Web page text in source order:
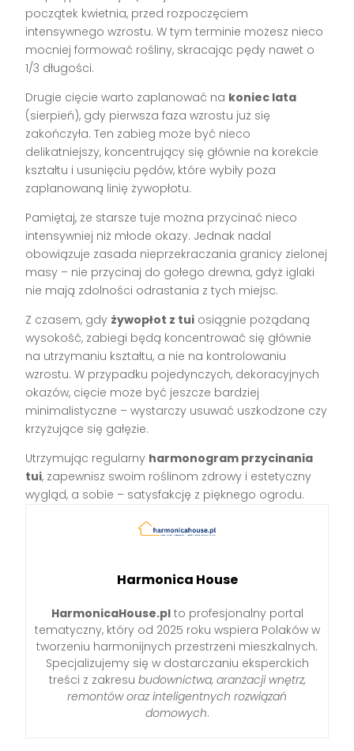
początek kwietnia, przed rozpoczęciem
intensywnego wzrostu. W tym terminie możesz nieco
mocniej formować rośliny, skracając pędy nawet o
1/3 długości.
Drugie cięcie warto zaplanować na koniec lata
(sierpień), gdy pierwsza faza wzrostu już się
zakończyła. Ten zabieg może być nieco
delikatniejszy, koncentrujący się głównie na korekcie
kształtu i usunięciu pędów, które wybiły poza
zaplanowaną linię żywopłotu.
Pamiętaj, że starsze tuje można przycinać nieco
intensywniej niż młode okazy. Jednak nadal
obowiązuje zasada nieprzekraczania granicy zielonej
masy – nie przycinaj do gołego drewna, gdyż iglaki
nie mają zdolności odrastania z tych miejsc.
Z czasem, gdy żywopłot z tui osiągnie pożądaną
wysokość, zabiegi będą koncentrować się głównie
na utrzymaniu kształtu, a nie na kontrolowaniu
wzrostu. W przypadku pojedynczych, dekoracyjnych
okazów, cięcie może być jeszcze bardziej
minimalistyczne – wystarczy usuwać uszkodzone czy
krzyżujące się gałęzie.
Utrzymując regularny harmonogram przycinania
tui, zapewnisz swoim roślinom zdrowy i estetyczny
wygląd, a sobie – satysfakcję z pięknego ogrodu.
Harmonica House
HarmonicaHouse.plto profesjonalny portal
tematyczny, który od 2025 roku wspiera Polaków w
tworzeniu harmonijnych przestrzeni mieszkalnych.
Specjalizujemy się w dostarczaniu eksperckich
treści z zakresu budownictwa, aranżacji wnętrz,
remontów oraz inteligentnych rozwiązań
domowych.